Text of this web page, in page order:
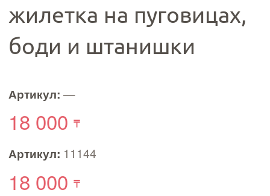
жилетка на пуговицах,
боди и штанишки
Артикул: —
18 000
Артикул: 11144
18 000